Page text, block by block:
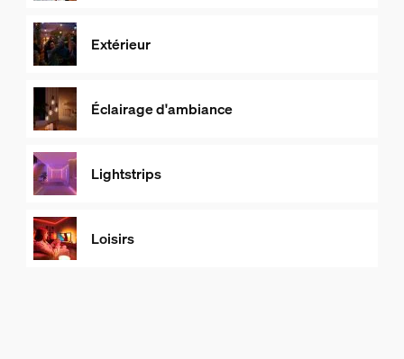
Extérieur
Éclairage d'ambiance
Lightstrips
Loisirs